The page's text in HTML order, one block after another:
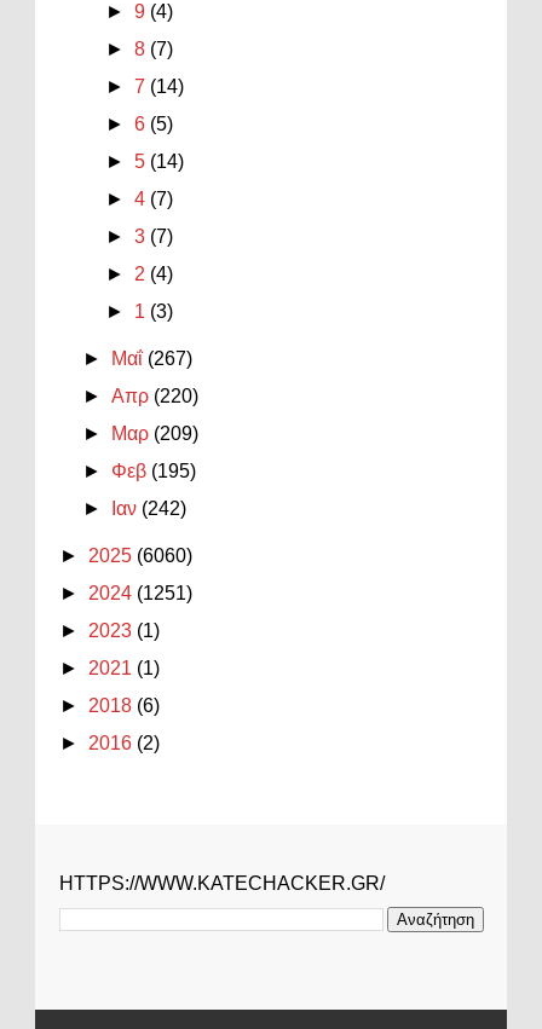
►9 (4)
►8 (7)
►7 (14)
►6 (5)
►5 (14)
►4 (7)
►3 (7)
► 2 (4)
► 1 (3)
► Μαΐ (267)
►Απρ (220)
►
Μαρ (209)
► Φεβ (195)
►
Ιαν (242)
► 2025 (6060)
► 2024 (1251)
► 2023 (1)
► 2021 (1)
► 2018 (6)
► 2016 (2)
HTTPS://WWW.KATECHACKER.GR/